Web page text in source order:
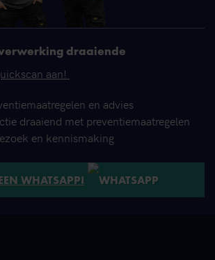
draaiende
aan!
en advies
draaiend met preventiemaatregelen
en kennismaking
WHATSAPP!